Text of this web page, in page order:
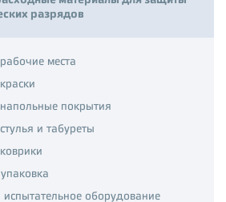
разрядов
места
напольные покрытия
и табуреты
оборудование